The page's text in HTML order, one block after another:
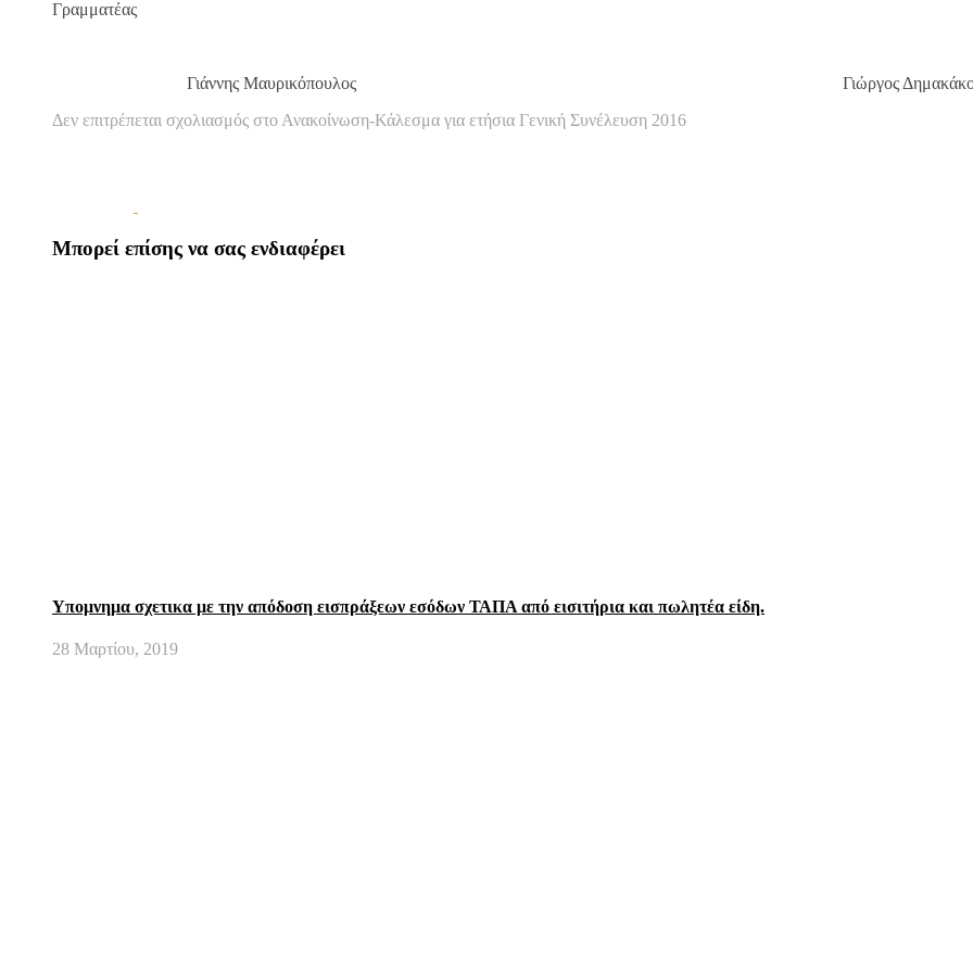
Γραμματέας
Γιάννης Μαυρικόπουλος Γιώργος
Δεν επιτρέπεται σχολιασμός στο Ανακοίνωση-Κάλεσμα για ετήσια Γενική Συνέλευση 2016
Μπορεί επίσης να σας ενδιαφέρει
Υπομνημα σχετικα με την απόδοση εισπράξεων εσόδων ΤΑΠΑ από εισιτήρια και πωλητέα είδη.
28 Μαρτίου, 2019